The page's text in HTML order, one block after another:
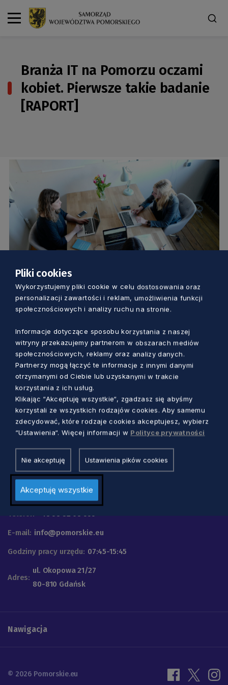
Branża IT na Pomorzu oczami
kobiet. Pierwsze takie badanie
[RAPORT]
GOSPODARKA
Branża IT na Pomorzu oczami kobiet.
5 lat temu
Urząd Marszałkowski
Województwa Pomorskiego
Telefon +48 58 32 68 555
E-mail: info@pomorskie.eu
Godziny pracy urzędu: 07:45-15:45
Adres:
ul. Okopowa 21/27
80-810 Gdańsk
Nawigacja
© 2026 Pomorskie.eu
Pliki cookies
Wykorzystujemy pliki cookie w celu dostosowania oraz
personalizacji zawartości i reklam, umożliwienia funkcji
społecznościowych i analizy ruchu na stronie.
Informacje dotyczące sposobu korzystania z naszej
witryny przekazujemy partnerom w obszarach mediów
społecznościowych, reklamy oraz analizy danych.
Partnerzy mogą łączyć te informacje z innymi danymi
otrzymanymi od Ciebie lub uzyskanymi w trakcie
korzystania z ich usług.
Klikając “Akceptuję wszystkie“, zgadzasz się abyśmy
korzystali ze wszystkich rodzajów cookies. Aby samemu
zdecydować, które rodzaje cookies akceptujesz, wybierz
“Ustawienia“. Więcej informacji w Polityce prywatności
Nie akceptuję Ustawienia pików cookies
Akceptuję wszystkie